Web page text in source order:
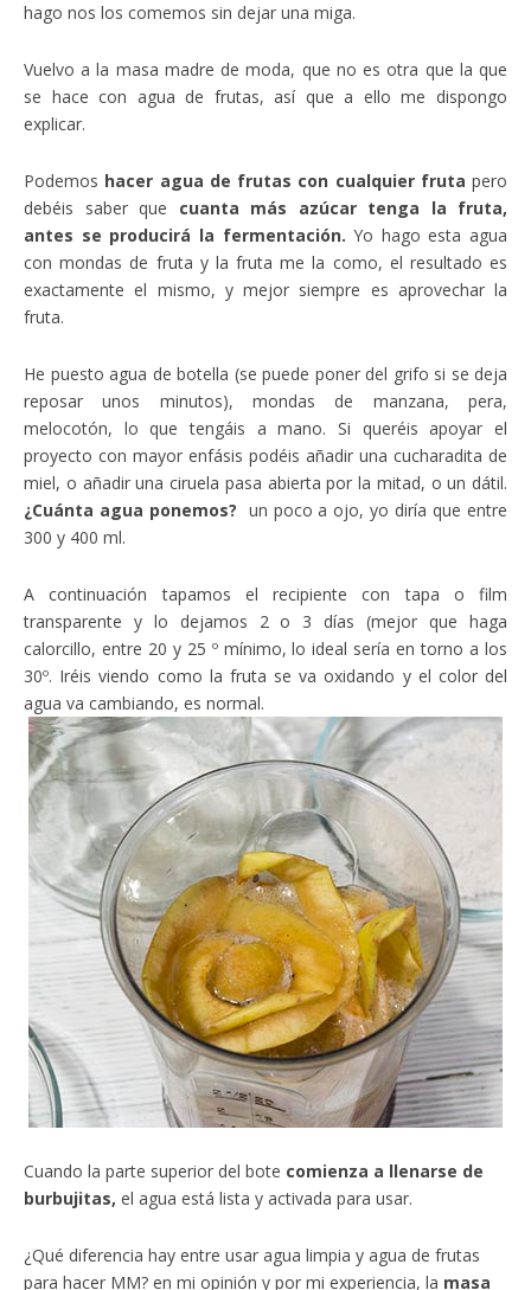
hago nos los comemos sin dejar una miga.
Vuelvo a la masa madre de moda, que no es otra que la que
se hace con agua de frutas, así que a ello me dispongo
explicar.
Podemos hacer agua de frutas con cualquier fruta pero
debéis saber que cuanta más azúcar tenga la fruta,
antes se producirá la fermentación. Yo hago esta agua
con mondas de fruta y la fruta me la como, el resultado es
exactamente el mismo, y mejor siempre es aprovechar la
fruta.
He puesto agua de botella (se puede poner del grifo si se deja
reposar unos minutos), mondas de manzana, pera,
melocotón, lo que tengáis a mano. Si queréis apoyar el
proyecto con mayor enfásis podéis añadir una cucharadita de
miel, o añadir una ciruela pasa abierta por la mitad, o un dátil.
¿Cuánta agua ponemos? un poco a ojo, yo diría que entre
300 y 400 ml.
A continuación tapamos el recipiente con tapa o film
transparente y lo dejamos 2 o 3 días (mejor que haga
calorcillo, entre 20 y 25 º mínimo, lo ideal sería en torno a los
30º. Iréis viendo como la fruta se va oxidando y el color del
agua va cambiando, es normal.
Cuando la parte superior del bote comienza a llenarse de
burbujitas, el agua está lista y activada para usar.
¿Qué diferencia hay entre usar agua limpia y agua de frutas
para hacer MM? en mi opinión y por mi experiencia, la masa